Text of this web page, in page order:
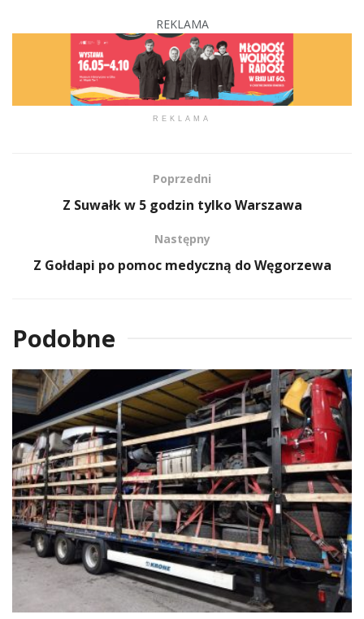
REKLAMA
REKLAMA
Poprzedni
Z Suwałk w 5 godzin tylko Warszawa
Następny
Z Gołdapi po pomoc medyczną do Węgorzewa
Podobne